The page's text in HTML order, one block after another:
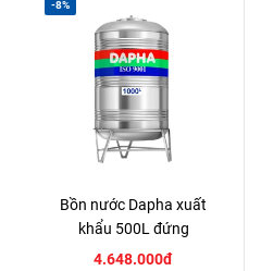
Bồn nước Dapha xuất
khẩu 500L đứng
4.648.000đ
-8%